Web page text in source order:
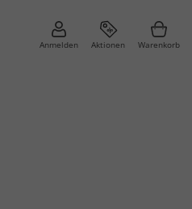
Anmelden Aktionen Warenkorb